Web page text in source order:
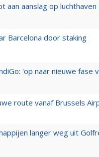
aan aanslag op luchthaven
Barcelona door staking
'op naar nieuwe fase
route vanaf Brussels
langer weg uit